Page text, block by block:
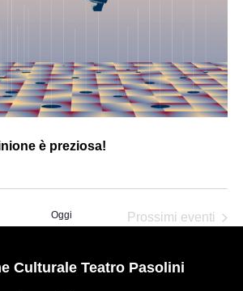
è preziosa!
Oggi Prossimi eventi
Culturale Teatro Pasolini